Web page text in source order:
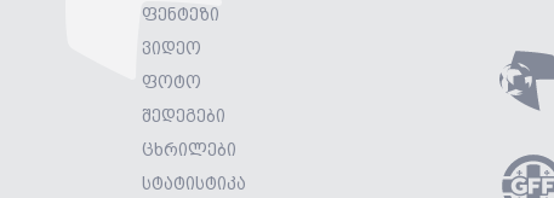
ფენტეზი
ვიდეო
ფოტო
შედეგები
ცხრილები
სტატისტიკა